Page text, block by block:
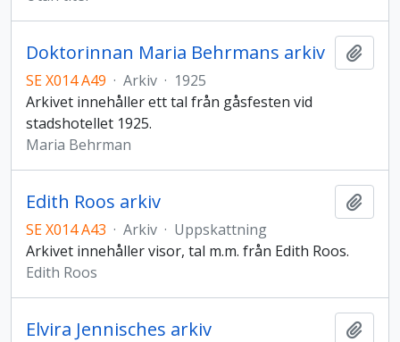
Doktorinnan Maria Behrmans arkiv
SE X014 A49 · Arkiv · 1925
Arkivet innehåller ett tal från gåsfesten vid
stadshotellet 1925.
Maria Behrman
Edith Roos arkiv
SE X014 A43 · Arkiv · Uppskattning
Arkivet innehåller visor, tal m.m. från Edith Roos.
Edith Roos
Elvira Jennisches arkiv